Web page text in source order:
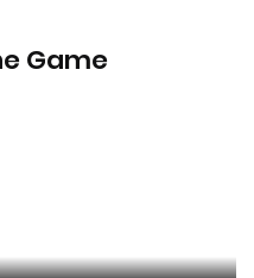
Game